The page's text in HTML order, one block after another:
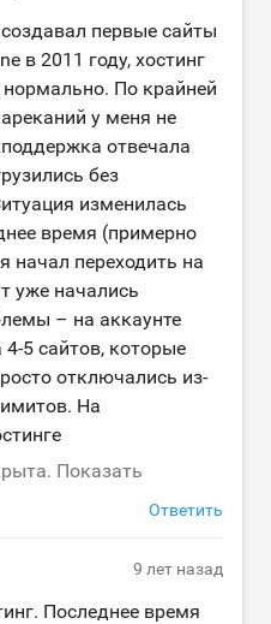
первые сайты
в 2011 году, хостинг
По крайней
у меня не
отвечала
без
изменилась
время (примерно
начал переходить на
уже начались
– на аккаунте
5 сайтов, которые
отключались из-
На
Показать
Ответить
9 лет назад
Последнее время